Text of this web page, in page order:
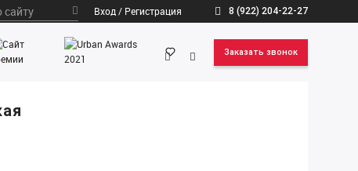
Вход / Регистрация 8 (922) 204-22-27
Заказать звонок